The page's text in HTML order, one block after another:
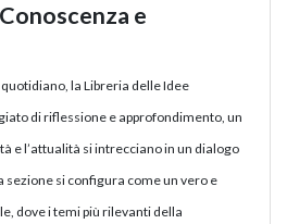
e
la Libreria delle Idee
di riflessione e approfondimento, un
e l’attualità si intrecciano in un dialogo
si configura come un vero e
dove i temi più rilevanti della